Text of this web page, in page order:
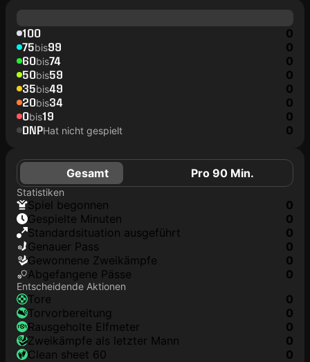
100 0
75bis99 0
60bis74 0
50bis59 0
35bis49 0
20bis34 0
0bis19 0
DNPHat nicht gespielt 0
Gesamt Pro 90 Min.
Statistiken
Spiel begonnen
0
Gespielte Minuten
0
Standardsituation ausgeführt
0
genauer Pass
0
Gewonnene Zweikämpfe
0
Abgefangene Pässe
0
Entscheidende Aktionen
Tore
0
Torvorbereitung
0
rausgeholte Elfmeter
0
Zweikämpfe als letzter Mann
0
clean sheet 60
0